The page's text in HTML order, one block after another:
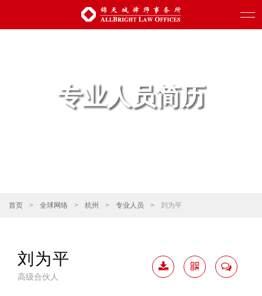
专业人员简历
首页 > 全球网络 > 杭州 > 专业人员 > 刘为平
刘为平
高级合伙人